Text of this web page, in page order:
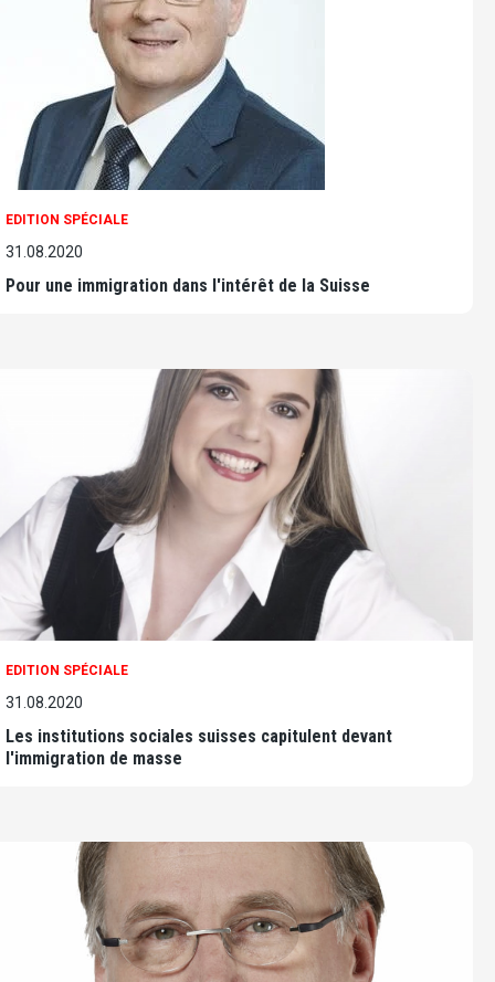
EDITION SPÉCIALE
31.08.2020
Pour une immigration dans l'intérêt de la Suisse
EDITION SPÉCIALE
31.08.2020
Les institutions sociales suisses capitulent devant
l'immigration de masse